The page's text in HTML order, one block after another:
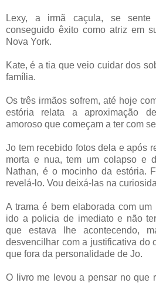
Lexy, a irmã caçula, se
conseguido êxito como atriz em
Nova York.
Kate, é a tia que veio cuidar dos
família.
Os três irmãos sofrem, até hoje
estória relata a aproximação
amoroso que começam a ter com
Jo tem recebido fotos dela e após
morta e nua, tem um colapso e
Nathan, é o mocinho da estória.
revelá-lo. Vou deixá-las na
A trama é bem elaborada com
ido a policia de imediato e não
que estava lhe acontecendo,
desvencilhar com a justificativa do
que fora da personalidade de Jo.
O livro me levou a pensar no que